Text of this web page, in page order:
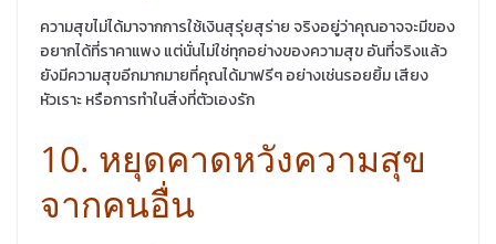
ความสุขไม่ได้มาจากการใช้เงินสุรุ่ยสุร่าย จริงอยู่ว่าคุณอาจจะมีของ
อยากได้ที่ราคาแพง แต่นั่นไม่ใช่ทุกอย่างของความสุข อันที่จริงแล้ว
ยังมีความสุขอีกมากมายที่คุณได้มาฟรีๆ อย่างเช่นรอยยิ้ม เสียง
หัวเราะ หรือการทำในสิ่งที่ตัวเองรัก
10. หยุดคาดหวังความสุข
จากคนอื่น